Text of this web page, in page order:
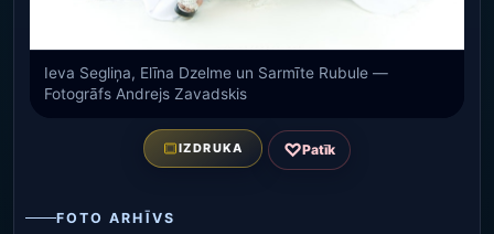
Ieva Segliņa, Elīna Dzelme un Sarmīte Rubule —
Fotogrāfs Andrejs Zavadskis
IZDRUKA ♡Patīk
FOTO ARHĪVS